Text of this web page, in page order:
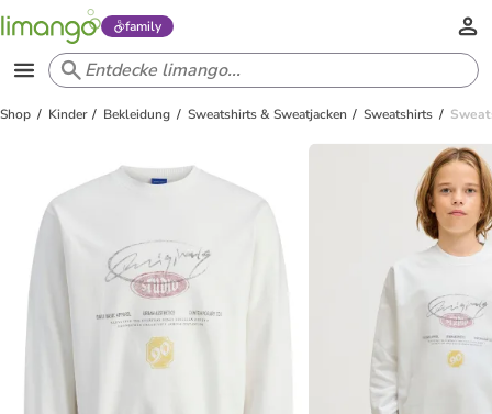
family
Shop Kinder Bekleidung Sweatshirts & Sweatjacken Sweatshirts